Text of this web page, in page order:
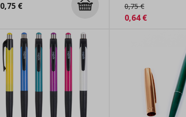
0,75 € 0,75€
0,64€